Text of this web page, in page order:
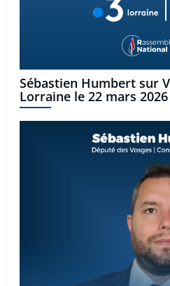
Sébastien Humbert sur
Lorraine le 22 mars 2026